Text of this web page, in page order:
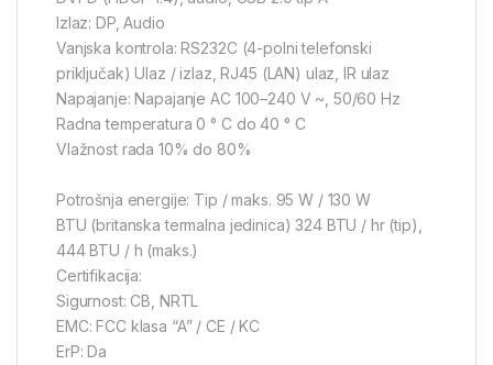
Izlaz: DP, Audio
Vanjska kontrola: RS232C (4-polni telefonski
priključak) Ulaz / izlaz, RJ45 (LAN) ulaz, IR ulaz
Napajanje: Napajanje AC 100–240 V ~, 50/60 Hz
Radna temperatura 0 ° C do 40 ° C
Vlažnost rada 10% do 80%
Potrošnja energije: Tip / maks. 95 W / 130 W
BTU (britanska termalna jedinica) 324 BTU / hr (tip),
444 BTU / h (maks.)
Certifikacija:
Sigurnost: CB, NRTL
EMC: FCC klasa “A” / CE / KC
ErP: Da